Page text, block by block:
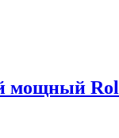
мощный